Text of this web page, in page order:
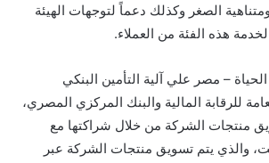
الصغر وكذلك دعماً لتوجهات الهيئة
لخدمة هذه الفئة من العملاء.
الحياة – مصر علي آلية التأمين البنكي
للرقابة المالية والبنك المركزي المصري،
منتجات الشركة من خلال شراكتها مع
والذي يتم تسويق منتجات الشركة عبر